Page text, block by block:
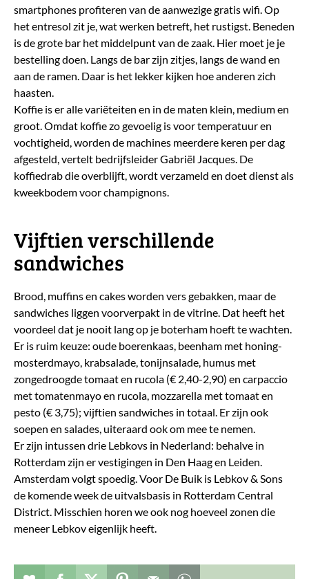
smartphones profiteren van de aanwezige gratis wifi. Op
het entresol zit je, wat werken betreft, het rustigst. Beneden
is de grote bar het middelpunt van de zaak. Hier moet je je
bestelling doen. Langs de bar zijn zitjes, langs de wand en
aan de ramen. Daar is het lekker kijken hoe anderen zich
haasten.
Koffie is er alle variëteiten en in de maten klein, medium en
groot. Omdat koffie zo gevoelig is voor temperatuur en
vochtigheid, worden de machines meerdere keren per dag
afgesteld, vertelt bedrijfsleider Gabriël Jacques. De
koffiedrab die overblijft, wordt verzameld en doet dienst als
kweekbodem voor champignons.
Vijftien verschillende
sandwiches
Brood, muffins en cakes worden vers gebakken, maar de
sandwiches liggen voorverpakt in de vitrine. Dat heeft het
voordeel dat je nooit lang op je boterham hoeft te wachten.
Er is ruim keuze: oude boerenkaas, beenham met honing-
mosterdmayo, krabsalade, tonijnsalade, humus met
zongedroogde tomaat en rucola (€ 2,40-2,90) en carpaccio
met tomatenmayo en rucola, mozzarella met tomaat en
pesto (€ 3,75); vijftien sandwiches in totaal. Er zijn ook
soepen en salades, uiteraard ook om mee te nemen.
Er zijn intussen drie Lebkovs in Nederland: behalve in
Rotterdam zijn er vestigingen in Den Haag en Leiden.
Amsterdam volgt spoedig. Voor De Buik is Lebkov & Sons
de komende week de uitvalsbasis in Rotterdam Central
District. Misschien horen we ook nog hoeveel zonen die
meneer Lebkov eigenlijk heeft.